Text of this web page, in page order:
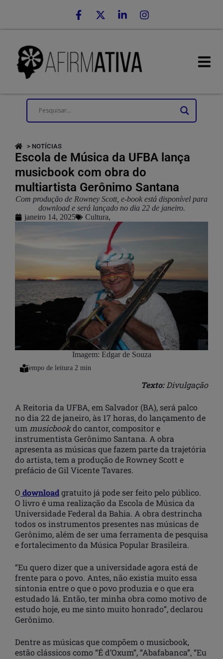
> NOTÍCIAS
Escola de Música da UFBA lança
musicbook com obra do
multiartista Gerônimo Santana
Com produção de Rowney Scott, e-book está disponível para
download e será lançado no dia 22 de janeiro.
janeiro 14, 2025
Cultura,
Imagem: Edgar de Souza
Texto:Divulgação
A Reitoria da UFBA, em Salvador (BA), será palco
no dia 22 de janeiro, às 17 horas, do lançamento de
ummusicbookdo cantor, compositor e
instrumentista Gerônimo Santana. A obra
apresenta as músicas que fazem parte da trajetória
do artista, tem a produção de Rowney Scott e
prefácio de Gil Vicente Tavares.
O downloadgratuito já pode ser feito pelo público.
O livro é uma realização da Escola de Música da
Universidade Federal da Bahia. A obra destrincha
todos os instrumentos presentes nas músicas de
Gerônimo, além de ser uma ferramenta de pesquisa
e fortalecimento da Música Popular Brasileira.
“Eu quero dizer que a universidade agora está de
frente para o povo. Antes, não existia muito essa
sintonia entre o que o povo produzia e o que era
estudado lá. Então, ter minha obra como motivo de
estudo hoje, eu me sinto muito honrado”, declarou
Gerônimo.
Dentre as músicas que compõem o musicbook,
estão clássicos como “É d’Oxum”, “Abafabanca”, “Eu